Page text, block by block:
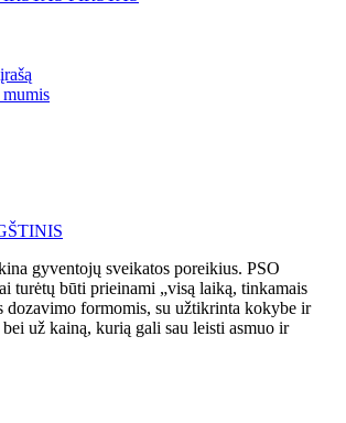
mumis
gyventojų sveikatos poreikius. PSO
turėtų būti prieinami „visą laiką, tinkamais
dozavimo formomis, su užtikrinta kokybe ir
už kainą, kurią gali sau leisti asmuo ir